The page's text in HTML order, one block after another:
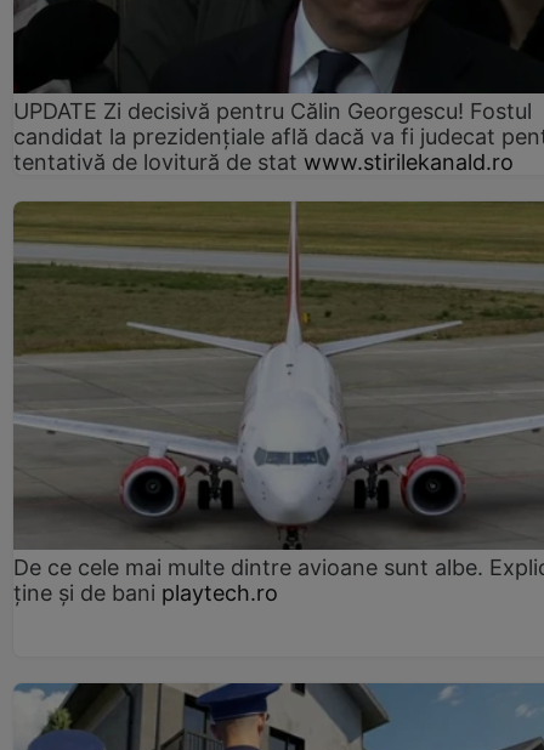
UPDATE Zi decisivă pentru Călin Georgescu! Fostul
candidat la prezidențiale află dacă va fi judecat
tentativă de lovitură de stat www.stirilekanald.ro
De ce cele mai multe dintre avioane sunt albe.
ține și de bani playtech.ro